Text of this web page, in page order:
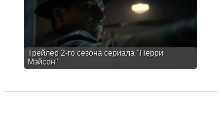
Трейлер 2-го сезона сериала "Перри
Мэйсон"